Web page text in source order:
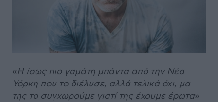
«Η ίσως πιο γαμάτη μπάντα από την Νέα
Υόρκη που το διέλυσε, αλλά τελικά όχι, μα
της το συγχωρούμε γιατί της έχουμε έρωτα»